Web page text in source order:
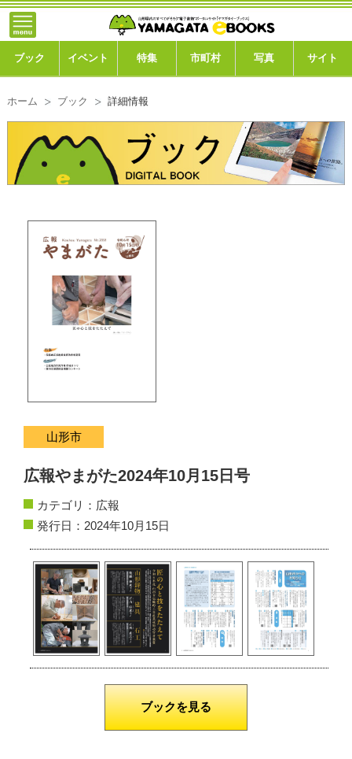
ブック イベント 特集 市町村 写真 サイト
ホーム ブック 詳細情報
山形市
広報やまがた2024年10月15日号
カテゴリ： 広報
発行日：2024年10月15日
ブックを見る
トップ
ブック
市町村
このサイトについて
ご利用ガイド
個人情報保護方針
動作環境
リンク集
}; -->